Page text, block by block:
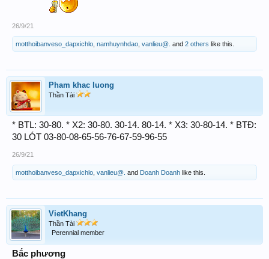
26/9/21
motthoibanveso_dapxichlo namhuynhdao vanlieu@. and 2 others like this.
Pham khac luong
Thần Tài
* BTL: 30-80. * X2: 30-80. 30-14. 80-14. * X3: 30-80-14. * BTĐ:
30 LÓT 03-80-08-65-56-76-67-59-96-55
26/9/21
motthoibanveso_dapxichlo vanlieu@. and Doanh Doanh like this.
VietKhang
Thần Tài
Perennial member
Bắc phương